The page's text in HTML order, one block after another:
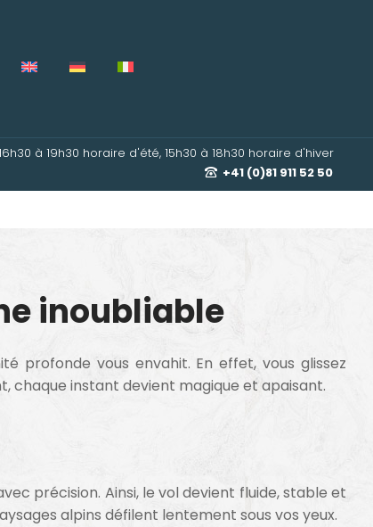
à 19h30 horaire d'été, 15h30 à 18h30 horaire d'hiver
+41 (0)81 911 52 50
inoubliable
profonde vous envahit. En effet, vous glissez
chaque instant devient magique et apaisant.
précision. Ainsi, le vol devient fluide, stable et
alpins défilent lentement sous vos yeux.